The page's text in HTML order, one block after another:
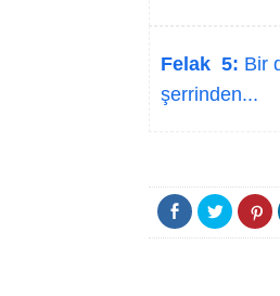
Felak 5: Bir
şerrinden...